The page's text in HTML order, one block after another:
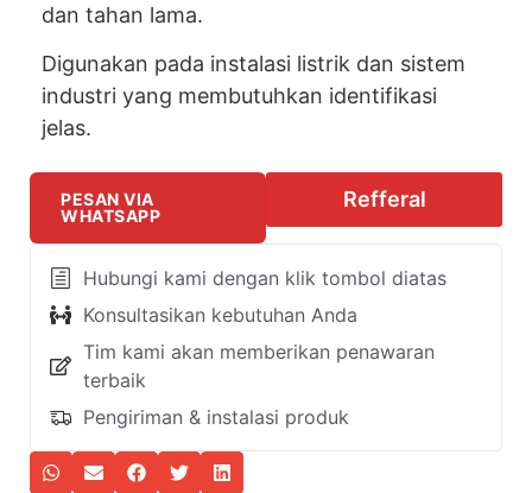
dan tahan lama.
Digunakan pada instalasi listrik dan sistem
industri yang membutuhkan identifikasi
jelas.
PESAN VIA
WHATSAPP
Refferal
Hubungi kami dengan klik tombol diatas
Konsultasikan kebutuhan Anda
Tim kami akan memberikan penawaran
terbaik
Pengiriman & instalasi produk